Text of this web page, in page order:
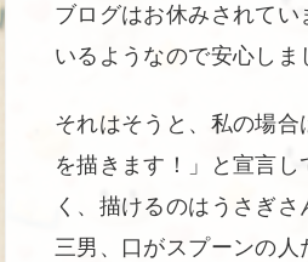
ブログはお休みされてい
いるようなので安心しま
それはそうと、私の場合
を描きます！」と宣言し
く、描けるのはうさぎさ
三男、口がスプーンの人